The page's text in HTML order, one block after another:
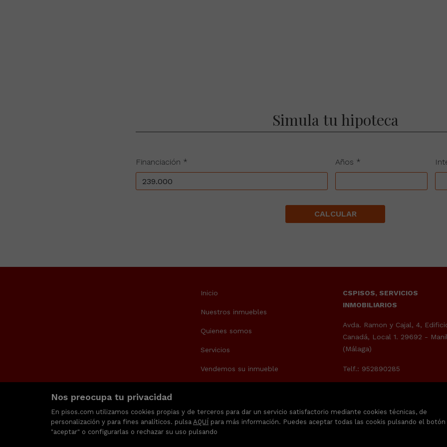
Nos preocupa tu privacidad
En pisos.com utilizamos cookies propias y de terceros para dar un servicio satisfactorio mediante cookies técnicas, de
personalización y para fines analíticos. pulsa AQUÍ para más información. Puedes aceptar todas las cookis pulsando el botón
"aceptar" o configurarlas o rechazar su uso pulsando
Simula tu hipoteca
Financiación * Años *
CALCULAR
Inicio
Nuestros inmuebles
Quienes somos
Servicios
Vendemos su inmueble
Contactar
CSPISOS, SERVICIOS
INMOBILIARIOS
Avda. Ramon y Cajal, 4,
Canadá, Local 1. 29692 -
(Málaga)
Telf.: 952890285